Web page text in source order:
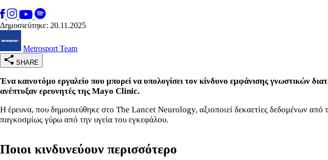
Δημοσιεύτηκε: 20.11.2025
Metrosport Team
SHARE
Ένα καινοτόμο εργαλείο που μπορεί να υπολογίσει τον κίνδυνο εμφάνισης γνωστικών
ανέπτυξαν ερευνητές της Mayo Clinic.
Η έρευνα, που δημοσιεύθηκε στο The Lancet Neurology, αξιοποιεί δεκαετίες δεδομένων
παγκοσμίως γύρω από την υγεία του εγκεφάλου.
Ποιοι κινδυνεύουν περισσότερο